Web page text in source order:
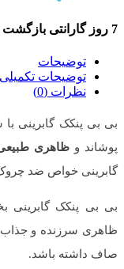
7 روز گارانتی بازگشت وجه
توضیحات
توضیحات تکمیلی
نظرات (0)
بی بی پنکک گابرینی
پوشاند و ظاهری
گابرینی خواص ضد
بی بی پنکک گابرینی
ظاهری سرزنده و
صاف داشته باشد.